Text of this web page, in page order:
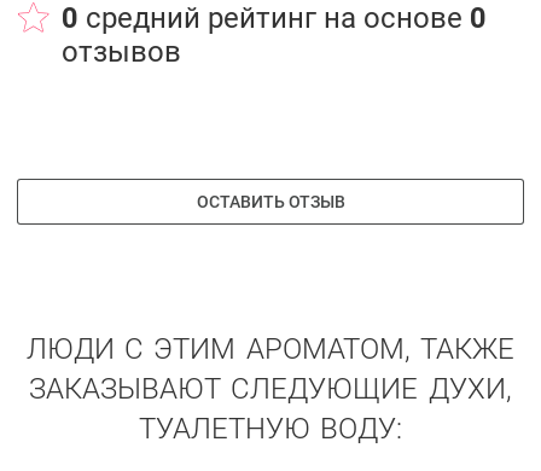
0 средний рейтинг на основе 0
отзывов
ОСТАВИТЬ ОТЗЫВ
ЛЮДИ С ЭТИМ АРОМАТОМ, ТАКЖЕ
ЗАКАЗЫВАЮТ СЛЕДУЮЩИЕ ДУХИ,
ТУАЛЕТНУЮ ВОДУ: